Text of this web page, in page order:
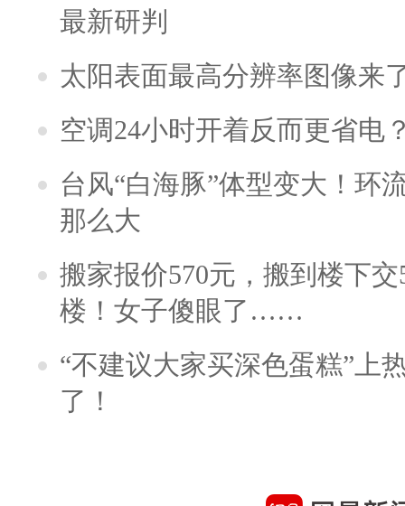
最新研判
太阳表面最高分辨率图像来
空调24小时开着反而更省电
台风“白海豚”体型变大！环
那么大
搬家报价570元，搬到楼下
楼！女子傻眼了……
“不建议大家买深色蛋糕”上
了！